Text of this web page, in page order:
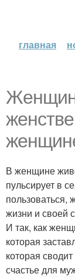
главная
В женщине
пульсирует в
пользоваться,
жизни и своей
И так, как
которая
которая
счастье для